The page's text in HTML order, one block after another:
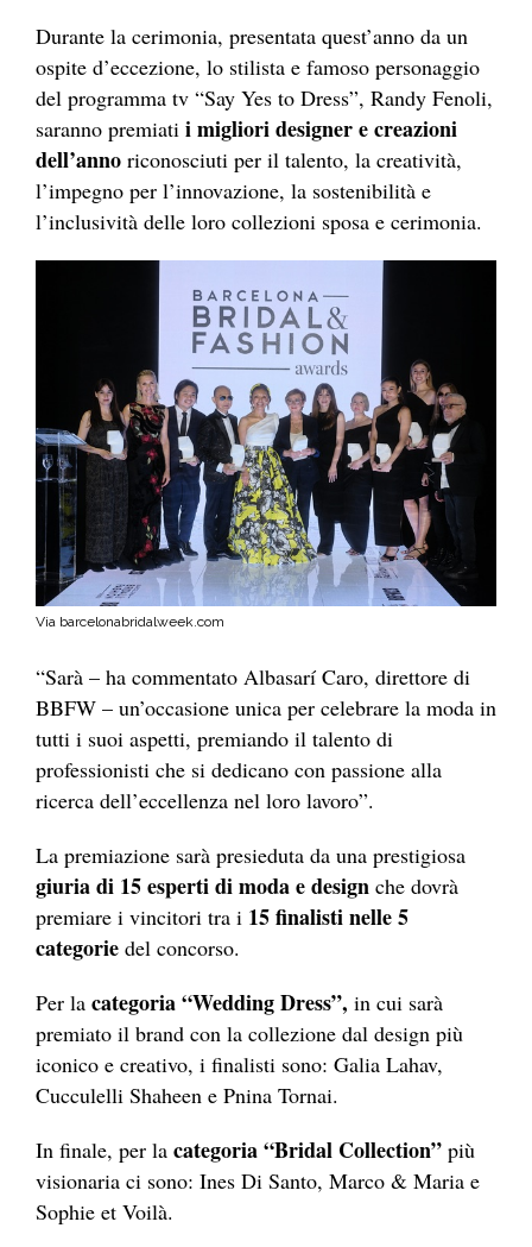
Durante la cerimonia, presentata quest’anno da un
ospite d’eccezione, lo stilista e famoso personaggio
del programma tv “Say Yes to Dress”, Randy Fenoli,
saranno premiati i migliori designer e creazioni
dell’anno riconosciuti per il talento, la creatività,
l’impegno per l’innovazione, la sostenibilità e
l’inclusività delle loro collezioni sposa e cerimonia.
Via barcelonabridalweek.com
“Sarà – ha commentato Albasarí Caro, direttore di
BBFW – un’occasione unica per celebrare la moda in
tutti i suoi aspetti, premiando il talento di
professionisti che si dedicano con passione alla
ricerca dell’eccellenza nel loro lavoro”.
La premiazione sarà presieduta da una prestigiosa
giuria di 15 esperti di moda e design che dovrà
premiare i vincitori tra i 15 finalisti nelle 5
categorie del concorso.
Per la categoria “Wedding Dress”, in cui sarà
premiato il brand con la collezione dal design più
iconico e creativo, i finalisti sono: Galia Lahav,
Cucculelli Shaheen e Pnina Tornai.
In finale, per la categoria “Bridal Collection” più
visionaria ci sono: Ines Di Santo, Marco & Maria e
Sophie et Voilà.